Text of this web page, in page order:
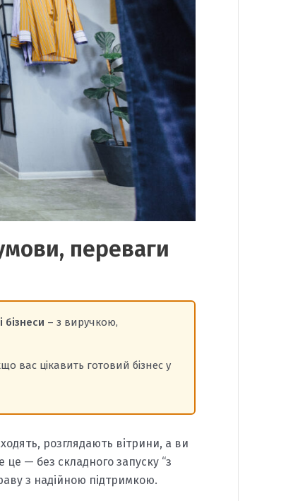
переваги
бізнеси – з виручкою,
вас цікавить готовий бізнес у
розглядають вітрини, а ви
— без складного запуску “з
з надійною підтримкою.